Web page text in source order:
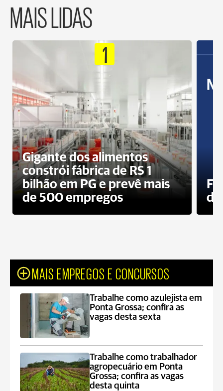
MAIS LIDAS
1
Gigante dos alimentos
constrói fábrica de RS 1
bilhão em PG e prevê mais
de 500 empregos
MAIS EMPREGOS E CONCURSOS
Trabalhe como azulejista em
Ponta Grossa; confira as
vagas desta sexta
Trabalhe como trabalhador
agropecuário em Ponta
Grossa; confira as vagas
desta quinta